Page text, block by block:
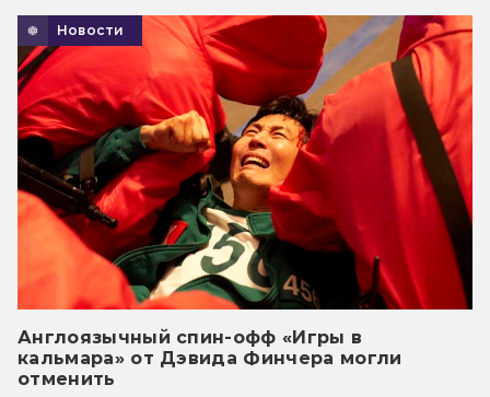
Новости
Англоязычный спин-офф «Игры в
кальмара» от Дэвида Финчера могли
отменить